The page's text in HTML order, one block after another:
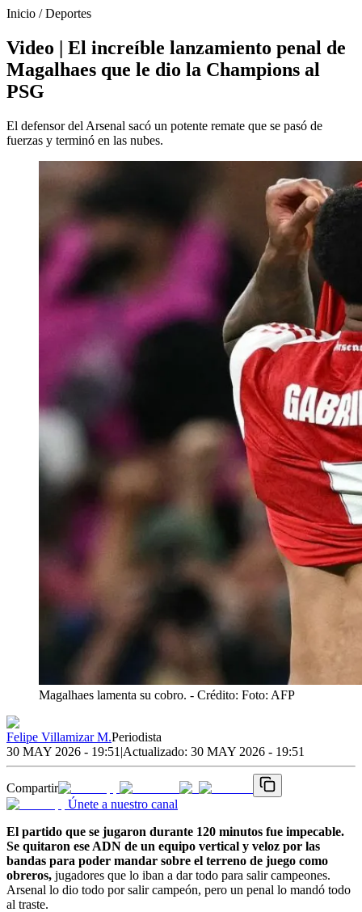
Inicio /Deportes
Video | El increíble lanzamiento penal de
Magalhaes que le dio la Champions al
PSG
El defensor del Arsenal sacó un potente remate que se pasó de
fuerzas y terminó en las nubes.
Magalhaes lamenta su cobro. - Crédito: Foto: AFP
Felipe Villamizar M.Periodista
30 MAY 2026 - 19:51 |Actualizado: 30 MAY 2026 - 19:51
Compartir
Únete a nuestro canal
El partido que se jugaron durante 120 minutos fue impecable.
Se quitaron ese ADN de un equipo vertical y veloz por las
bandas para poder mandar sobre el terreno de juego como
obreros, jugadores que lo iban a dar todo para salir campeones.
Arsenal lo dio todo por salir campeón, pero un penal lo mandó todo
al traste.